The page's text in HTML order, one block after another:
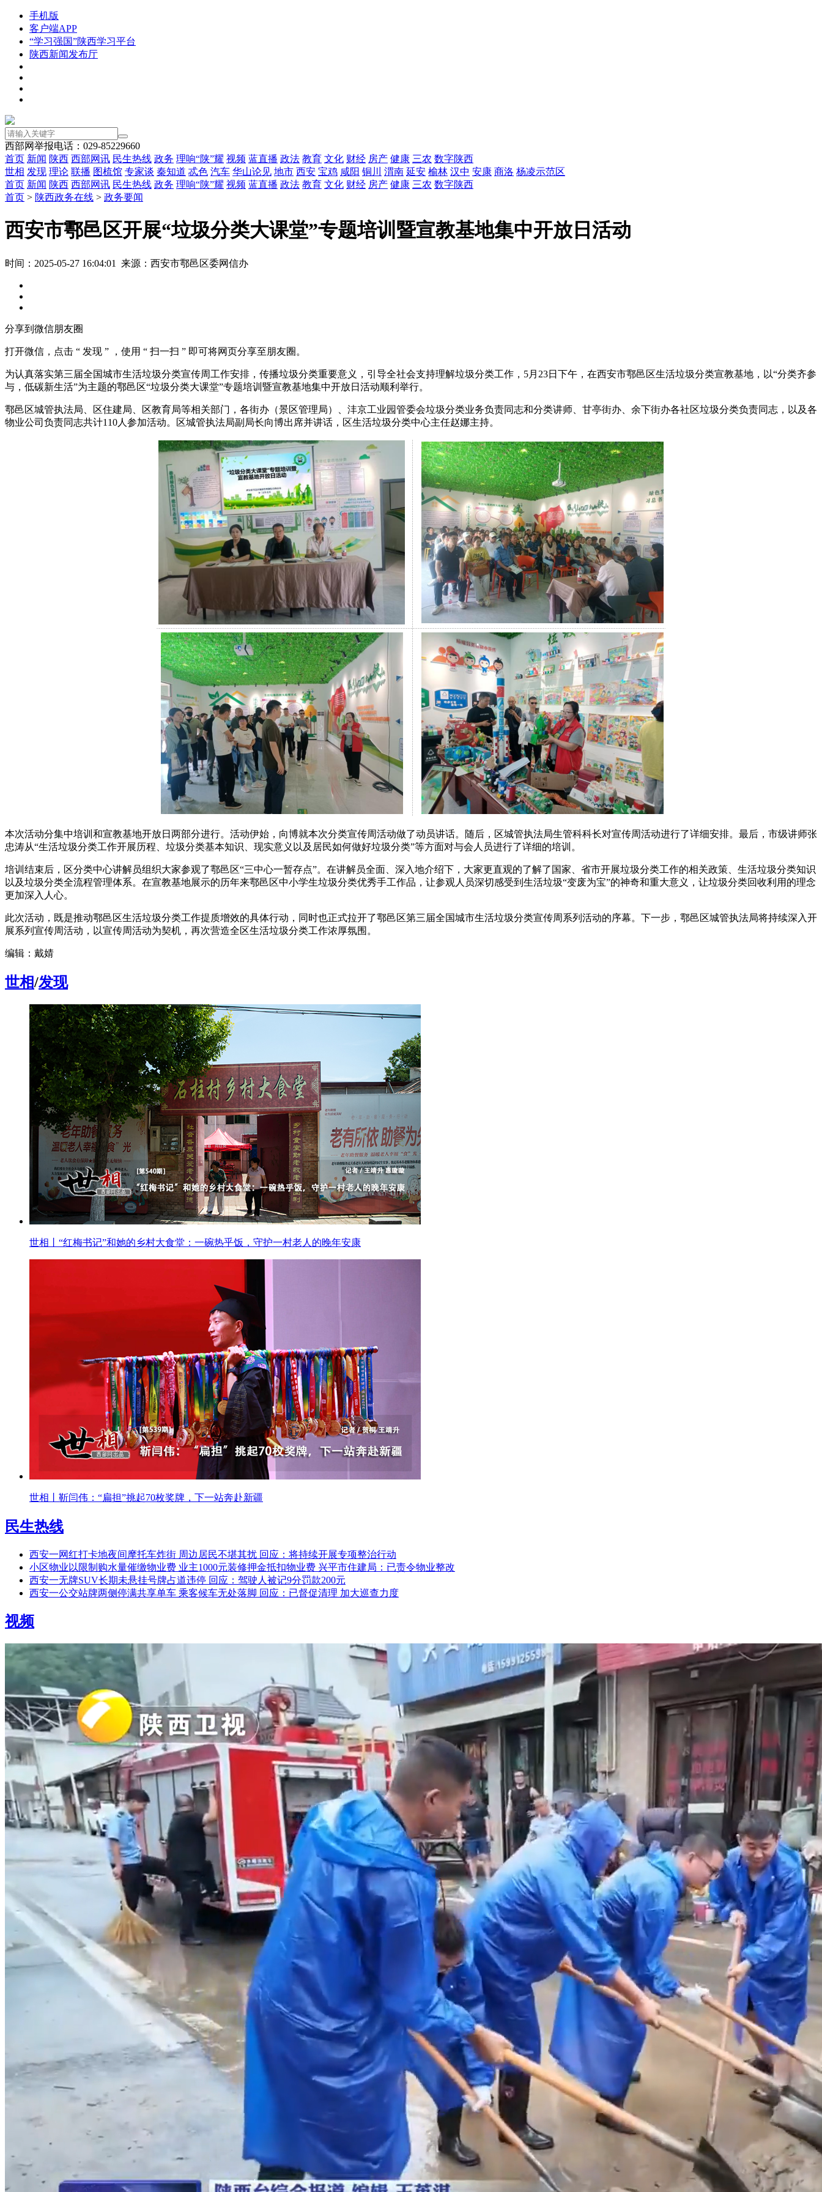
手机版
客户端APP
“学习强国”陕西学习平台
陕西新闻发布厅
西部网举报电话：029-85229660
首页 新闻 陕西 西部网讯 民生热线 政务 理响“陕”耀 视频 蓝直播 政法 教育 文化 财经 房产 健康 三农 数字陕西
世相 发现 理论 联播 图梳馆 专家谈 秦知道 忒色 汽车 华山论见 地市 西安 宝鸡 咸阳 铜川 渭南 延安 榆林 汉中 安康 商洛 杨凌示范区
首页 新闻 陕西 西部网讯 民生热线 政务 理响“陕”耀 视频 蓝直播 政法 教育 文化 财经 房产 健康 三农 数字陕西
首页 > 陕西政务在线 > 政务要闻
西安市鄠邑区开展“垃圾分类大课堂”专题培训暨宣教基地集中开放日活动
时间：2025-05-27 16:04:01 来源：西安市鄠邑区委网信办
分享到微信朋友圈
打开微信，点击 “ 发现 ” ，使用 “ 扫一扫 ” 即可将网页分享至朋友圈。
为认真落实第三届全国城市生活垃圾分类宣传周工作安排，传播垃圾分类重要意义，引导全社会支持理解垃圾分类工作，5月23日下午，在西安市鄠邑区生活垃圾分类宣教基地，以“分类齐参
与，低碳新生活”为主题的鄠邑区“垃圾分类大课堂”专题培训暨宣教基地集中开放日活动顺利举行。
鄠邑区城管执法局、区住建局、区教育局等相关部门，各街办（景区管理局）、沣京工业园管委会垃圾分类业务负责同志和分类讲师、甘亭街办、余下街办各社区垃圾分类负责同志，以及各
物业公司负责同志共计110人参加活动。区城管执法局副局长向博出席并讲话，区生活垃圾分类中心主任赵娜主持。
本次活动分集中培训和宣教基地开放日两部分进行。活动伊始，向博就本次分类宣传周活动做了动员讲话。随后，区城管执法局生管科科长对宣传周活动进行了详细安排。最后，市级讲师张
忠涛从“生活垃圾分类工作开展历程、垃圾分类基本知识、现实意义以及居民如何做好垃圾分类”等方面对与会人员进行了详细的培训。
培训结束后，区分类中心讲解员组织大家参观了鄠邑区“三中心一暂存点”。在讲解员全面、深入地介绍下，大家更直观的了解了国家、省市开展垃圾分类工作的相关政策、生活垃圾分类知识
以及垃圾分类全流程管理体系。在宣教基地展示的历年来鄠邑区中小学生垃圾分类优秀手工作品，让参观人员深切感受到生活垃圾“变废为宝”的神奇和重大意义，让垃圾分类回收利用的理念
更加深入人心。
此次活动，既是推动鄠邑区生活垃圾分类工作提质增效的具体行动，同时也正式拉开了鄠邑区第三届全国城市生活垃圾分类宣传周系列活动的序幕。下一步，鄠邑区城管执法局将持续深入开
展系列宣传周活动，以宣传周活动为契机，再次营造全区生活垃圾分类工作浓厚氛围。
编辑：戴婧
世相/发现
世相丨“红梅书记”和她的乡村大食堂：一碗热乎饭，守护一村老人的晚年安康
世相丨靳闫伟：“扁担”挑起70枚奖牌，下一站奔赴新疆
民生热线
西安一网红打卡地夜间摩托车炸街 周边居民不堪其扰 回应：将持续开展专项整治行动
小区物业以限制购水量催缴物业费 业主1000元装修押金抵扣物业费 兴平市住建局：已责令物业整改
西安一无牌SUV长期未悬挂号牌占道违停 回应：驾驶人被记9分罚款200元
西安一公交站牌两侧停满共享单车 乘客候车无处落脚 回应：已督促清理 加大巡查力度
视频